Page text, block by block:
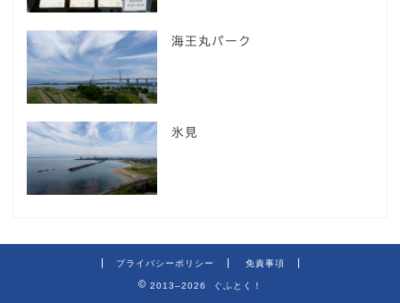
海王丸パーク
氷見
プライバシーポリシー 免責事項
2013–2026 ぐふとく！